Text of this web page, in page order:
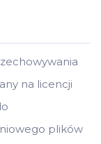
na licencji
plików